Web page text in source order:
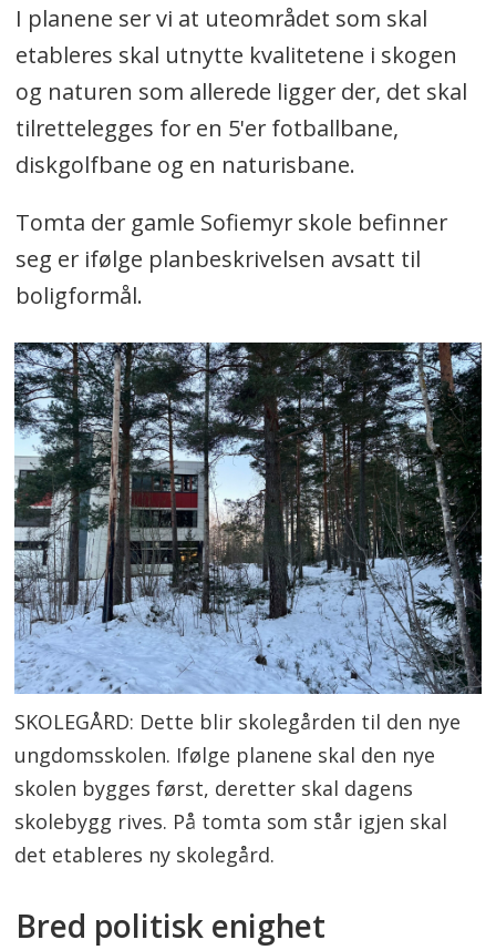
I planene ser vi at uteområdet som skal
etableres skal utnytte kvalitetene i skogen
og naturen som allerede ligger der, det skal
tilrettelegges for en 5'er fotballbane,
diskgolfbane og en naturisbane.
Tomta der gamle Sofiemyr skole befinner
seg er ifølge planbeskrivelsen avsatt til
boligformål.
SKOLEGÅRD: Dette blir skolegården til den nye
ungdomsskolen. Ifølge planene skal den nye
skolen bygges først, deretter skal dagens
skolebygg rives. På tomta som står igjen skal
det etableres ny skolegård.
Bred politisk enighet